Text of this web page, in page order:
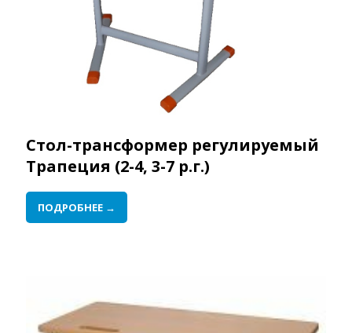
Стол-трансформер регулируемый
Трапеция (2-4, 3-7 р.г.)
ПОДРОБНЕЕ →